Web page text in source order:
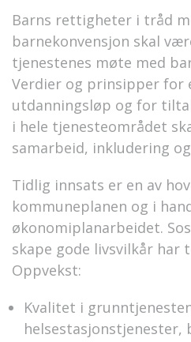
Barns rettigheter i tråd
barnekonvensjon skal
tjenestenes møte med
Verdier og prinsipper for
utdanningsløp og for
i hele tjenesteområdet
samarbeid, inkludering
Tidlig innsats er en av
kommuneplanen og i
økonomiplanarbeidet.
skape gode livsvilkår har
Oppvekst:
Kvalitet i
helsestasjonstjenester,